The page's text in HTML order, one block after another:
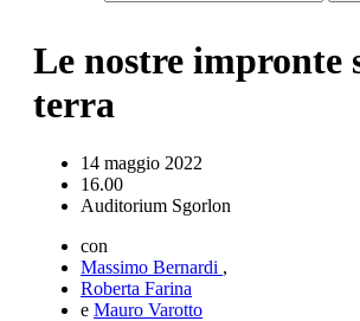
Le nostre impronte
terra
14 maggio 2022
16.00
Auditorium Sgorlon
con
Massimo Bernardi ,
Roberta Farina
e Mauro Varotto